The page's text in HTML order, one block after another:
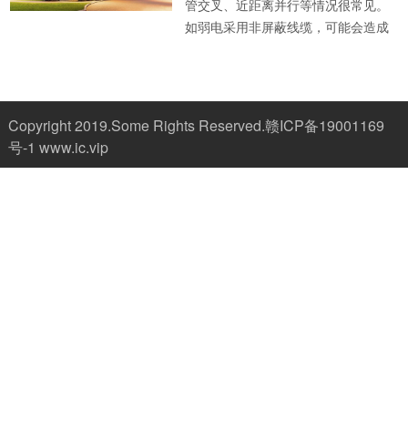
管交叉、近距离并行等情况很常见。
如弱电采用非屏蔽线缆，可能会造成
Copyright 2019.Some Rights Reserved.赣ICP备19001169
号-1 www.ic.vip